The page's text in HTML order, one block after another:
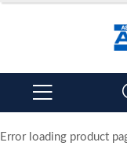
Error loading product